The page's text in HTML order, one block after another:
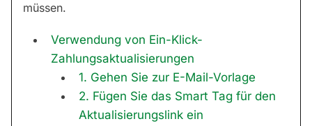
müssen.
Verwendung von Ein-Klick-
Zahlungsaktualisierungen
1. Gehen Sie zur E-Mail-Vorlage
2. Fügen Sie das Smart Tag für den
Aktualisierungslink ein